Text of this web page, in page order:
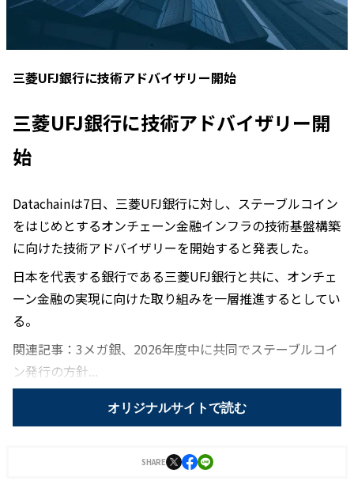
三菱UFJ銀行に技術アドバイザリー開始
三菱UFJ銀行に技術アドバイザリー開
始
Datachainは7日、三菱UFJ銀行に対し、ステーブルコイン
をはじめとするオンチェーン金融インフラの技術基盤構築
に向けた技術アドバイザリーを開始すると発表した。
日本を代表する銀行である三菱UFJ銀行と共に、オンチェ
ーン金融の実現に向けた取り組みを一層推進するとしてい
る。
関連記事：3メガ銀、2026年度中に共同でステーブルコイ
ン発行の方針...
オリジナルサイトで読む
SHARE